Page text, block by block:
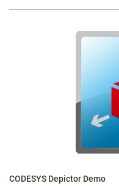
CODESYS Depictor Demo